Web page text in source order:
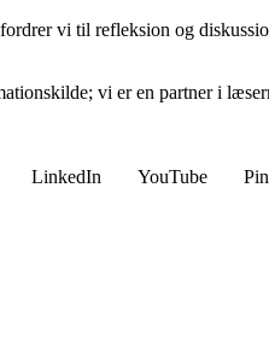
vi til refleksion og
vi er en partner i
LinkedIn YouTube